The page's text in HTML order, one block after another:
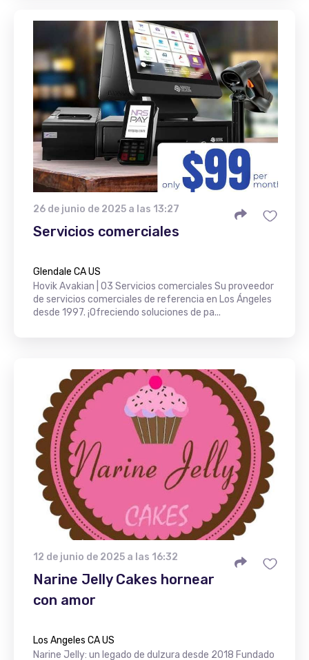
26 de junio de 2025 a las 13:27
Servicios comerciales
Glendale CA US
Hovik Avakian | O3 Servicios comerciales Su proveedor
de servicios comerciales de referencia en Los Ángeles
desde 1997. ¡Ofreciendo soluciones de pa...
12 de junio de 2025 a las 16:32
Narine Jelly Cakes hornear
con amor
Los Angeles CA US
Narine Jelly: un legado de dulzura desde 2018 Fundado